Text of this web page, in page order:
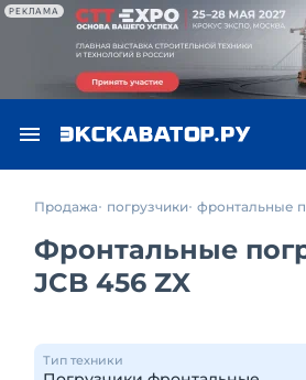
РЕКЛАМА
Продажа погрузчики фронтальные
Фронтальные
JCB 456 ZX
Тип техники